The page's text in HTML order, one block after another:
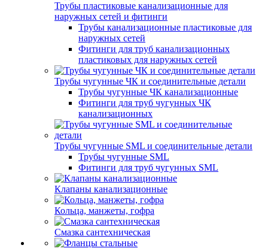
Трубы пластиковые канализационные для
наружных сетей и фитинги
Трубы канализационные пластиковые для
наружных сетей
Фитинги для труб канализационных
пластиковых для наружных сетей
Трубы чугунные ЧК и соединительные детали
Трубы чугунные ЧК канализационные
Фитинги для труб чугунных ЧК
канализационных
Трубы чугунные SML и соединительные детали
Трубы чугунные SML
Фитинги для труб чугунных SML
Клапаны канализационные
Кольца, манжеты, гофра
Смазка сантехническая